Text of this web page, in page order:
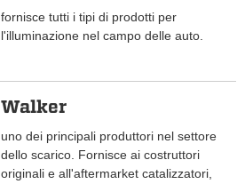
fornisce tutti i tipi di prodotti per
l'illuminazione nel campo delle auto.
Walker
uno dei principali produttori nel settore
dello scarico. Fornisce ai costruttori
originali e all'aftermarket catalizzatori,